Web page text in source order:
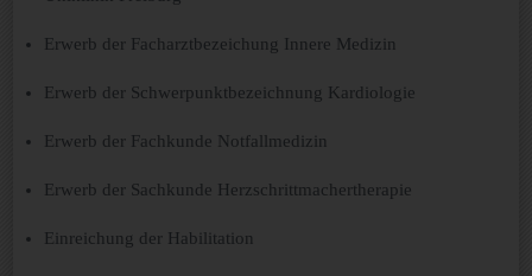
Erwerb der Facharztbezeichung Innere Medizin
Erwerb der Schwerpunktbezeichnung Kardiologie
Erwerb der Fachkunde Notfallmedizin
Erwerb der Sachkunde Herzschrittmachertherapie
Einreichung der Habilitation